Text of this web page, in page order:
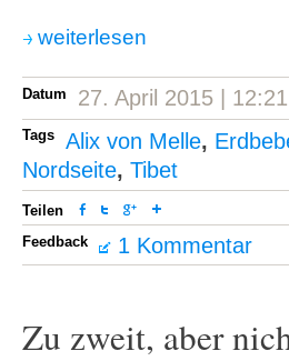
weiterlesen
Datum 27. April 2015 | 12:21
Tags Alix von Melle,
Nordseite, Tibet
Teilen
Feedback
1 Kommentar
Zu zweit, aber